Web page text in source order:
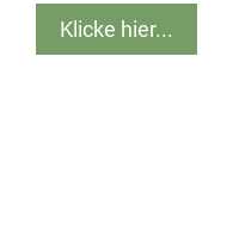
Klicke hier...